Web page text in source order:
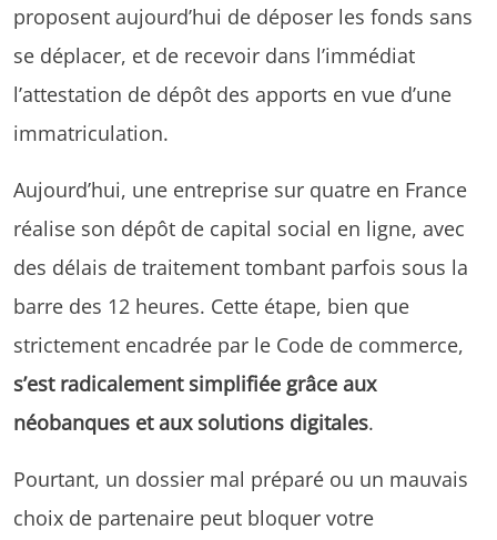
proposent aujourd’hui de déposer les fonds sans
se déplacer, et de recevoir dans l’immédiat
l’attestation de dépôt des apports en vue d’une
immatriculation.
Aujourd’hui, une entreprise sur quatre en France
réalise son dépôt de capital social en ligne, avec
des délais de traitement tombant parfois sous la
barre des 12 heures. Cette étape, bien que
strictement encadrée par le Code de commerce,
s’est radicalement simplifiée grâce aux
néobanques et aux solutions digitales.
Pourtant, un dossier mal préparé ou un mauvais
choix de partenaire peut bloquer votre